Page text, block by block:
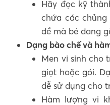
Hãy đọc kỹ
chứa các
đề mà bé đang
Dạng bào chế và
Men vi sinh cho
giọt hoặc gói.
dễ sử dụng cho
Hàm lượng vi